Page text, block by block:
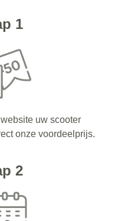
1
uw scooter
onze voordeelprijs.
2